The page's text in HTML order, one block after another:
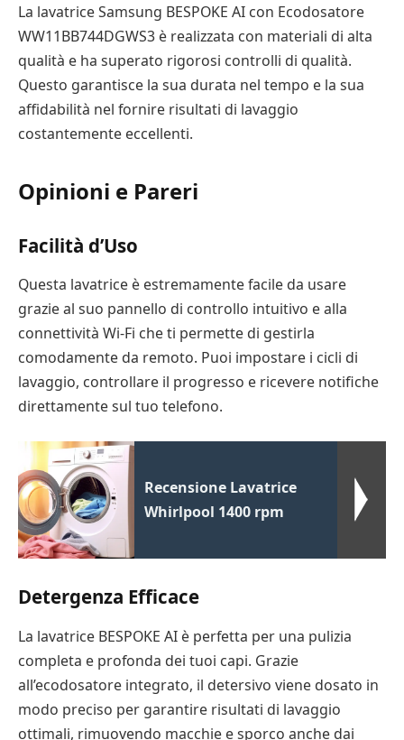
La lavatrice Samsung BESPOKE AI con Ecodosatore
WW11BB744DGWS3 è realizzata con materiali di alta
qualità e ha superato rigorosi controlli di qualità.
Questo garantisce la sua durata nel tempo e la sua
affidabilità nel fornire risultati di lavaggio
costantemente eccellenti.
Opinioni e Pareri
Facilità d’Uso
Questa lavatrice è estremamente facile da usare
grazie al suo pannello di controllo intuitivo e alla
connettività Wi-Fi che ti permette di gestirla
comodamente da remoto. Puoi impostare i cicli di
lavaggio, controllare il progresso e ricevere notifiche
direttamente sul tuo telefono.
Recensione Lavatrice
Whirlpool 1400 rpm
Detergenza Efficace
La lavatrice BESPOKE AI è perfetta per una pulizia
completa e profonda dei tuoi capi. Grazie
all’ecodosatore integrato, il detersivo viene dosato in
modo preciso per garantire risultati di lavaggio
ottimali, rimuovendo macchie e sporco anche dai